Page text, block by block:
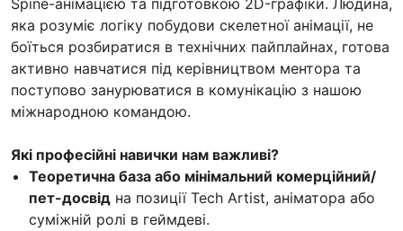
Spine-анімацією та підготовкою 2D-графіки. Людина,
яка розуміє логіку побудови скелетної анімації, не
боїться розбиратися в технічних пайплайнах, готова
активно навчатися під керівництвом ментора та
поступово занурюватися в комунікацію з нашою
міжнародною командою.
Які професійні навички нам важливі?
Теоретична база або мінімальний комерційний/
пет-досвід на позиції Tech Artist, аніматора або
суміжній ролі в геймдеві.